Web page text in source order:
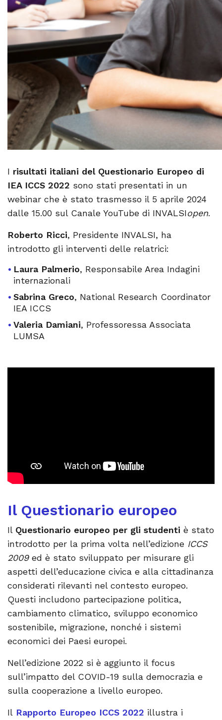
I risultati italiani del Questionario Europeo di
IEA ICCS 2022 sono stati presentati in un
webinar che è stato trasmesso il 5 aprile 2024
dalle 15.00 sul Canale YouTube di INVALSIopen.
Roberto Ricci, Presidente INVALSI, ha
introdotto gli interventi delle relatrici:
Laura Palmerio, Responsabile Area Indagini
internazionali
Sabrina Greco, National Research Coordinator
IEA ICCS
Valeria Damiani, Professoressa Associata
LUMSA
Il Questionario europeo
Il Questionario europeo per gli studenti è stato
introdotto per la prima volta nell’edizione ICCS
2009ed è stato sviluppato per misurare gli
aspetti dell’educazione civica e alla cittadinanza
considerati rilevanti nel contesto europeo.
Questi includono partecipazione politica,
cambiamento climatico, sviluppo economico
sostenibile, migrazione, nonché i sistemi
economici dei Paesi europei.
Nell’edizione 2022 si è aggiunto il focus
sull’impatto del COVID-19 sulla democrazia e
sulla cooperazione a livello europeo.
Il Rapporto Europeo ICCS 2022 illustra i